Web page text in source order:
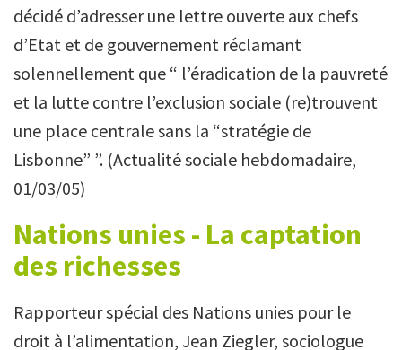
décidé d’adresser une lettre ouverte aux chefs
d’Etat et de gouvernement réclamant
solennellement que “ l’éradication de la pauvreté
et la lutte contre l’exclusion sociale (re)trouvent
une place centrale sans la “stratégie de
Lisbonne” ”. (Actualité sociale hebdomadaire,
01/03/05)
Nations unies - La captation
des richesses
Rapporteur spécial des Nations unies pour le
droit à l’alimentation, Jean Ziegler, sociologue